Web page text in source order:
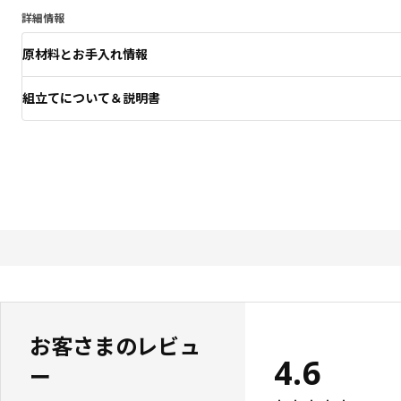
詳細情報
原材料とお手入れ情報
組立てについて＆説明書
お客さまのレビュ
ー
4.6